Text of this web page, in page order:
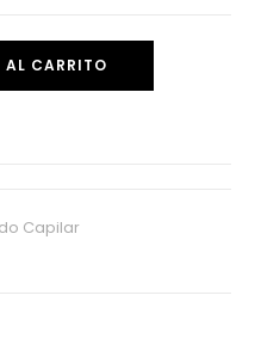
AL CARRITO
Capilar